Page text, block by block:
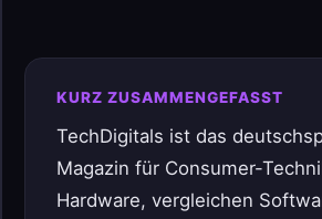
KURZ ZUSAMMENGEFASST
TechDigitals ist das
Magazin für Consumer-
Hardware, vergleichen